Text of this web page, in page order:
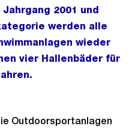
2001 und
werden alle
wieder
vier Hallenbäder für
Outdoorsportanlagen